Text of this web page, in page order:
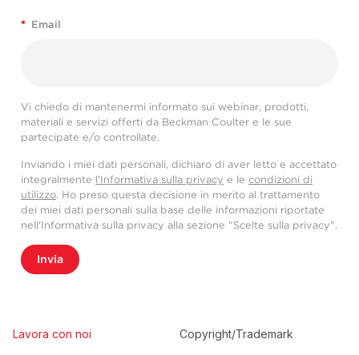
* Email
Vi chiedo di mantenermi informato sui webinar, prodotti,
materiali e servizi offerti da Beckman Coulter e le sue
partecipate e/o controllate.
Inviando i miei dati personali, dichiaro di aver letto e accettato
integralmente l'Informativa sulla privacy e le condizioni di
utilizzo. Ho preso questa decisione in merito al trattamento
dei miei dati personali sulla base delle informazioni riportate
nell'Informativa sulla privacy alla sezione "Scelte sulla privacy".
Invia
Lavora con noi Copyright/Trademark